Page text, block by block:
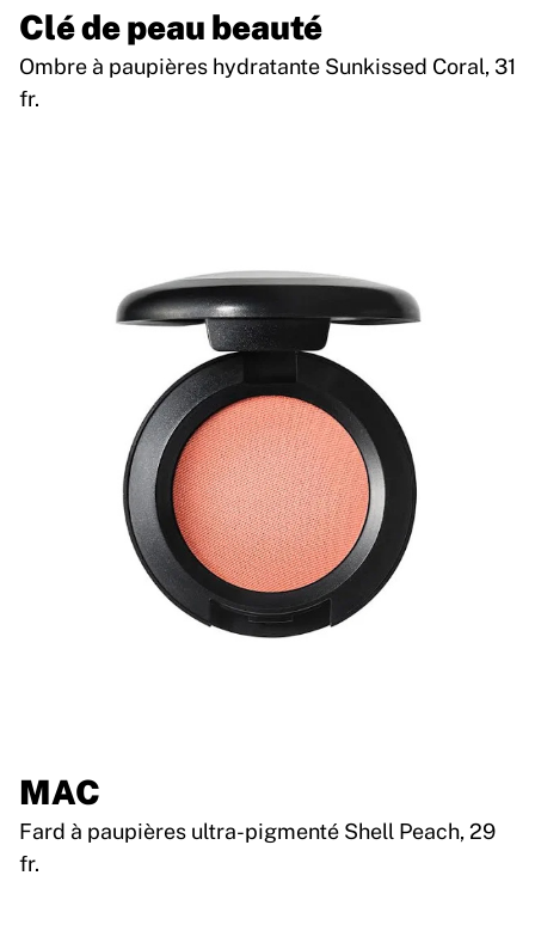
Clé de peau beauté
Ombre à paupières hydratante Sunkissed Coral, 31
fr.
MAC
Fard à paupières ultra-pigmenté Shell Peach, 29
fr.